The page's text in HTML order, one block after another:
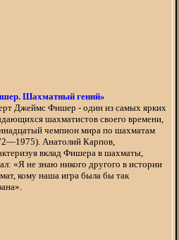
Шахматный гений»
Джеймс Фишер - один из самых ярких
шахматистов своего времени,
чемпион мира по шахматам
Анатолий Карпов,
вклад Фишера в шахматы,
«Я не знаю никого другого в истории
кому наша игра была бы так